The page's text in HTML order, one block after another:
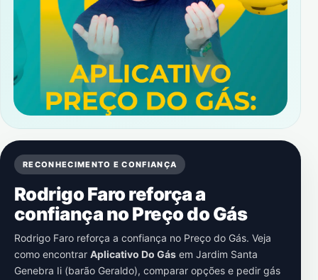
RECONHECIMENTO E CONFIANÇA
Rodrigo Faro reforça a
confiança no Preço do Gás
Rodrigo Faro reforça a confiança no Preço do Gás. Veja
como encontrar Aplicativo Do Gás em Jardim Santa
Genebra Ii (barão Geraldo), comparar opções e pedir gás